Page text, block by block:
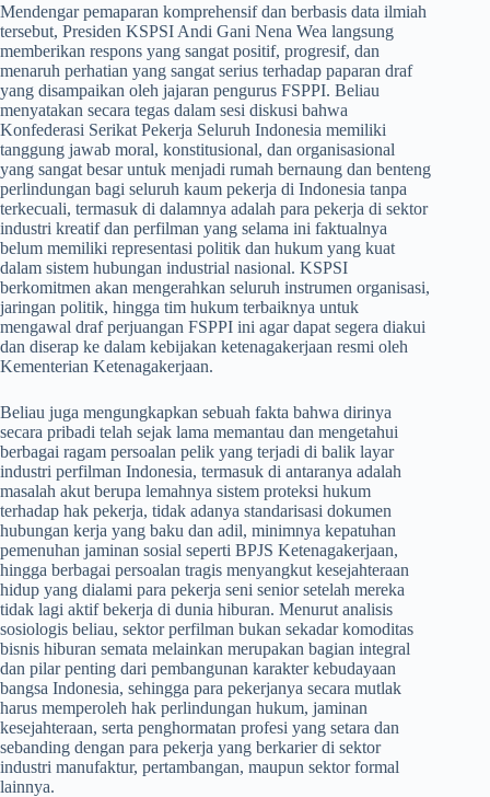
​Mendengar pemaparan komprehensif dan berbasis data ilmiah
tersebut, Presiden KSPSI Andi Gani Nena Wea langsung
memberikan respons yang sangat positif, progresif, dan
menaruh perhatian yang sangat serius terhadap paparan draf
yang disampaikan oleh jajaran pengurus FSPPI. Beliau
menyatakan secara tegas dalam sesi diskusi bahwa
Konfederasi Serikat Pekerja Seluruh Indonesia memiliki
tanggung jawab moral, konstitusional, dan organisasional
yang sangat besar untuk menjadi rumah bernaung dan benteng
perlindungan bagi seluruh kaum pekerja di Indonesia tanpa
terkecuali, termasuk di dalamnya adalah para pekerja di sektor
industri kreatif dan perfilman yang selama ini faktualnya
belum memiliki representasi politik dan hukum yang kuat
dalam sistem hubungan industrial nasional. KSPSI
berkomitmen akan mengerahkan seluruh instrumen organisasi,
jaringan politik, hingga tim hukum terbaiknya untuk
mengawal draf perjuangan FSPPI ini agar dapat segera diakui
dan diserap ke dalam kebijakan ketenagakerjaan resmi oleh
Kementerian Ketenagakerjaan.
​Beliau juga mengungkapkan sebuah fakta bahwa dirinya
secara pribadi telah sejak lama memantau dan mengetahui
berbagai ragam persoalan pelik yang terjadi di balik layar
industri perfilman Indonesia, termasuk di antaranya adalah
masalah akut berupa lemahnya sistem proteksi hukum
terhadap hak pekerja, tidak adanya standarisasi dokumen
hubungan kerja yang baku dan adil, minimnya kepatuhan
pemenuhan jaminan sosial seperti BPJS Ketenagakerjaan,
hingga berbagai persoalan tragis menyangkut kesejahteraan
hidup yang dialami para pekerja seni senior setelah mereka
tidak lagi aktif bekerja di dunia hiburan. Menurut analisis
sosiologis beliau, sektor perfilman bukan sekadar komoditas
bisnis hiburan semata melainkan merupakan bagian integral
dan pilar penting dari pembangunan karakter kebudayaan
bangsa Indonesia, sehingga para pekerjanya secara mutlak
harus memperoleh hak perlindungan hukum, jaminan
kesejahteraan, serta penghormatan profesi yang setara dan
sebanding dengan para pekerja yang berkarier di sektor
industri manufaktur, pertambangan, maupun sektor formal
lainnya.